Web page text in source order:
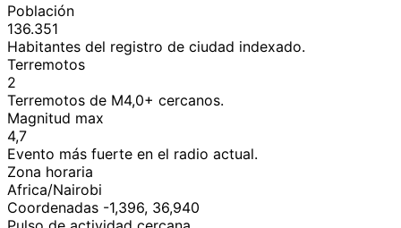
Población
136.351
Habitantes del registro de ciudad indexado.
Terremotos
2
Terremotos de M4,0+ cercanos.
Magnitud max
4,7
Evento más fuerte en el radio actual.
Zona horaria
Africa/Nairobi
Coordenadas -1,396, 36,940